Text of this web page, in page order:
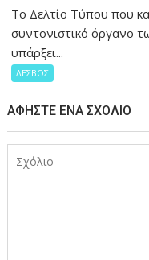
Το Δελτίο Τύπου που
συντονιστικό όργανο
υπάρξει...
ΛΕΣΒΟΣ
ΑΦΉΣΤΕ ΈΝΑ ΣΧΌΛΙΟ